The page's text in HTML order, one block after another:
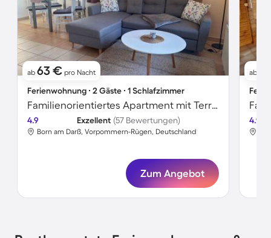
ab 63 € pro Nacht
Ferienwohnung ∙ 2 Gäste ∙ 1 Schlafzimmer
Familienorientiertes Apartment mit Terrasse und Garten
4.9 Exzellent (57 Bewertungen)
Born am Darß, Vorpommern-Rügen, Deutschland
Zum Angebot
ab
4.9